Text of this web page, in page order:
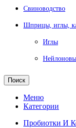
Свиноводство
Шприцы, иглы,
Иглы
Поиск
Меню
Категории
Пробиотки И